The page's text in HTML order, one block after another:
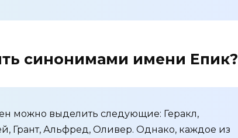
синонимами имени Епик?
можно выделить следующие: Геракл,
Грант, Альфред, Оливер. Однако, каждое из